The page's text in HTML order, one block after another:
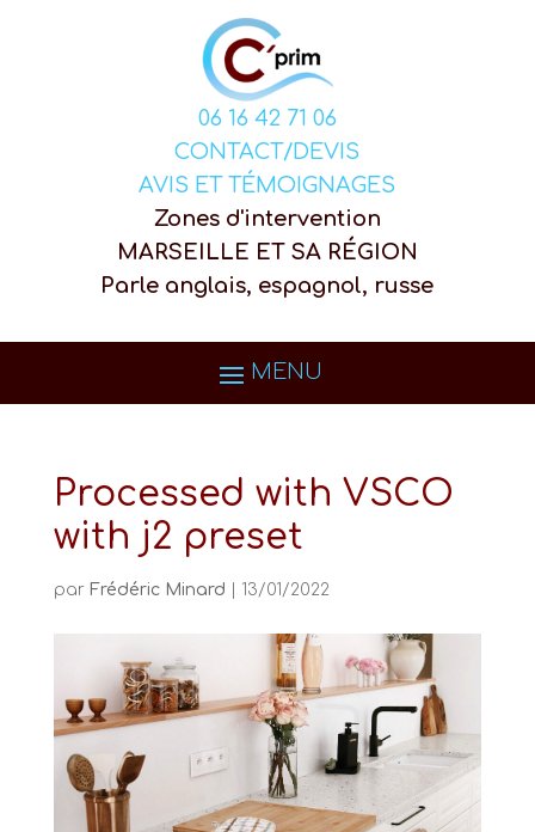
06 16 42 71 06
CONTACT/DEVIS
AVIS ET TÉMOIGNAGES
Zones d'intervention
MARSEILLE ET SA RÉGION
Parle anglais, espagnol, russe
Processed with VSCO
with j2 preset
par Frédéric Minard 13/01/2022